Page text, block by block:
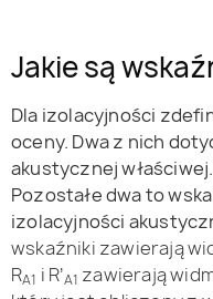
Jakie są
Dla izolacyjności
oceny. Dwa z nich
akustycznej
Pozostałe dwa to
izolacyjności
wskaźniki zawierają
RA1 i R’A1 zawierają